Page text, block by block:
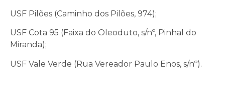
USF Pilões (Caminho dos Pilões, 974);
USF Cota 95 (Faixa do Oleoduto, s/nº, Pinhal do
Miranda);
USF Vale Verde (Rua Vereador Paulo Enos, s/nº).